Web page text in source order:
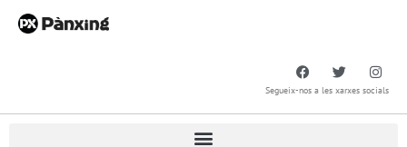
Segueix-nos a les xarxes socials